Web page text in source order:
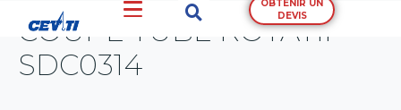
OBTENIR UN
DEVIS
COUPE TUBE ROTATIF
SDC0314